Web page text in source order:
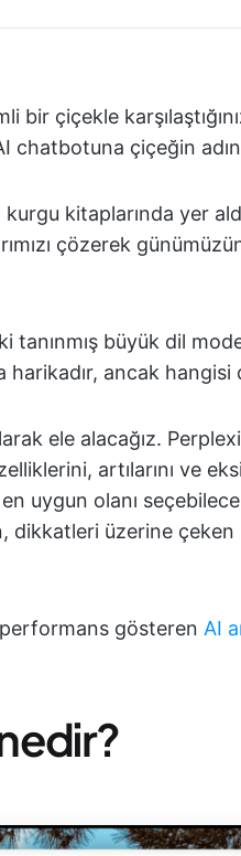
çiçekle
çiçeğin
kitaplarında yer
çözerek
tanınmış büyük dil
harikadır, ancak hangisi
ele alacağız.
artılarını ve
uygun olanı
dikkatleri üzerine
gösteren AI